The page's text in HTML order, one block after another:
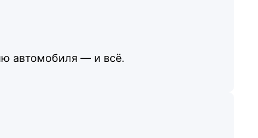
автомобиля — и всё.